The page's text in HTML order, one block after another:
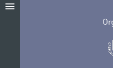
menu